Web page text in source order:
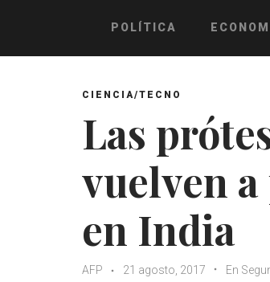
POLÍTICA
CIENCIA/TECNO
Las
vuelven
en India
AFP 21 agosto, 2017 En